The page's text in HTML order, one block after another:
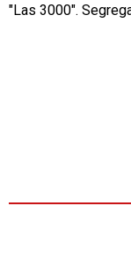
"Las 3000".